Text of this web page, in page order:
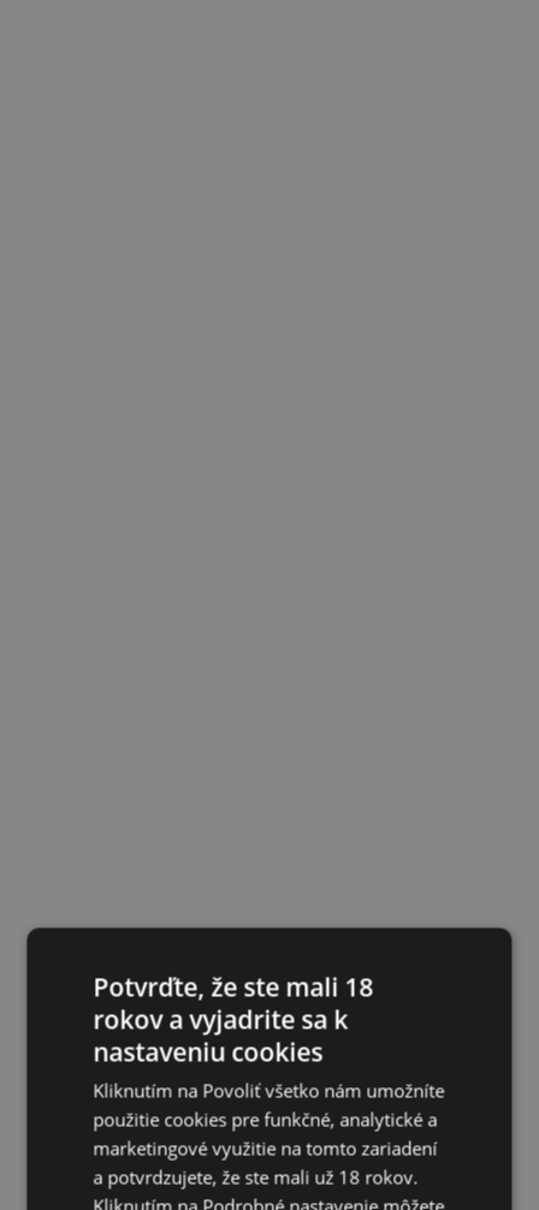
Potvrďte, že ste mali 18
rokov a vyjadrite sa k
nastaveniu cookies
Kliknutím na Povoliť všetko nám umožníte
použitie cookies pre funkčné, analytické a
marketingové využitie na tomto zariadení
a potvrdzujete, že ste mali už 18 rokov.